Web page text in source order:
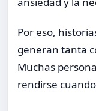
Por eso,
generan tanta
Muchas
rendirse